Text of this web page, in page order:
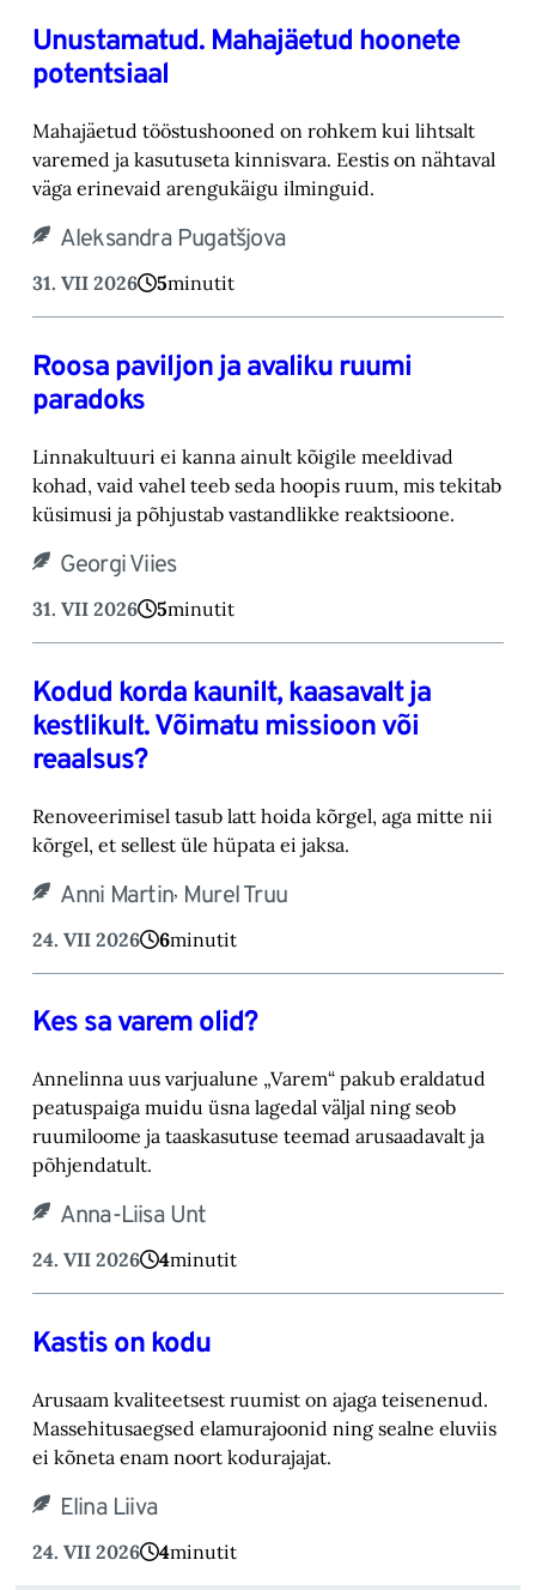
Unustamatud. Mahajäetud hoonete
potentsiaal
Mahajäetud tööstushooned on rohkem kui lihtsalt
varemed ja kasutuseta kinnisvara. Eestis on nähtaval
väga erinevaid arengukäigu ilminguid.
Aleksandra Pugatšjova
31. VII 2026 5minutit
Roosa paviljon ja avaliku ruumi
paradoks
Linnakultuuri ei kanna ainult kõigile meeldivad
kohad, vaid vahel teeb seda hoopis ruum, mis tekitab
küsimusi ja põhjustab vastandlikke reaktsioone.
Georgi Viies
31. VII 2026 5minutit
Kodud korda kaunilt, kaasavalt ja
kestlikult. Võimatu missioon või
reaalsus?
Renoveerimisel tasub latt hoida kõrgel, aga mitte nii
kõrgel, et sellest üle hüpata ei jaksa.
Anni Martin, Murel Truu
24. VII 2026 6minutit
Kes sa varem olid?
Annelinna uus varjualune „Varem“ pakub eraldatud
peatuspaiga muidu üsna lagedal väljal ning seob
ruumiloome ja taaskasutuse teemad arusaadavalt ja
põhjendatult.
Anna-Liisa Unt
24. VII 2026 4minutit
Kastis on kodu
Arusaam kvaliteetsest ruumist on ajaga teisenenud.
Massehitusaegsed elamurajoonid ning sealne eluviis
ei kõneta enam noort kodurajajat.
Elina Liiva
24. VII 2026 4minutit